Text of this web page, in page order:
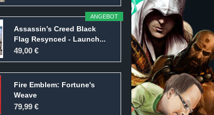
ANGEBOT
Assassin’s Creed Black
Flag Resynced - Launch...
49,00 €
Fire Emblem: Fortune's
Weave
79,99 €